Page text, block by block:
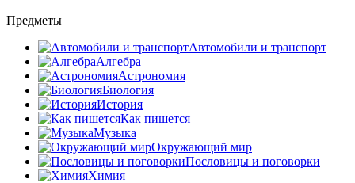
Предметы
Автомобили и транспорт
Алгебра
Астрономия
Биология
История
Как пишется
Музыка
Окружающий мир
Пословицы и поговорки
Химия